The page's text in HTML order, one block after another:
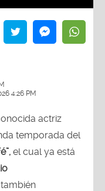
4:26 PM
actriz
temporada del
el cual ya está